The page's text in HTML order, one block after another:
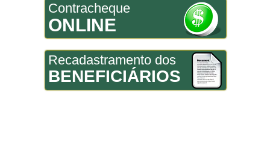
Contracheque
ONLINE
Recadastramento dos
BENEFICIÁRIOS